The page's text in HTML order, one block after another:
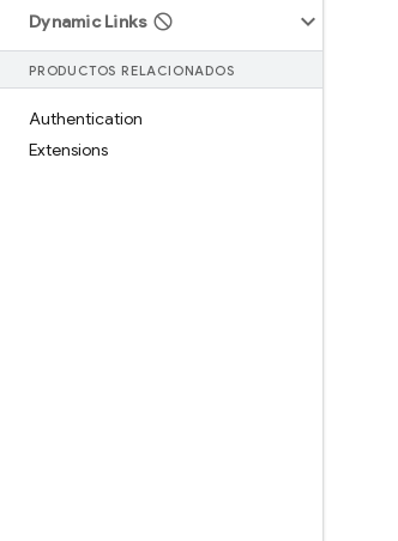
Dynamic Links
PRODUCTOS RELACIONADOS
Authentication
Extensions